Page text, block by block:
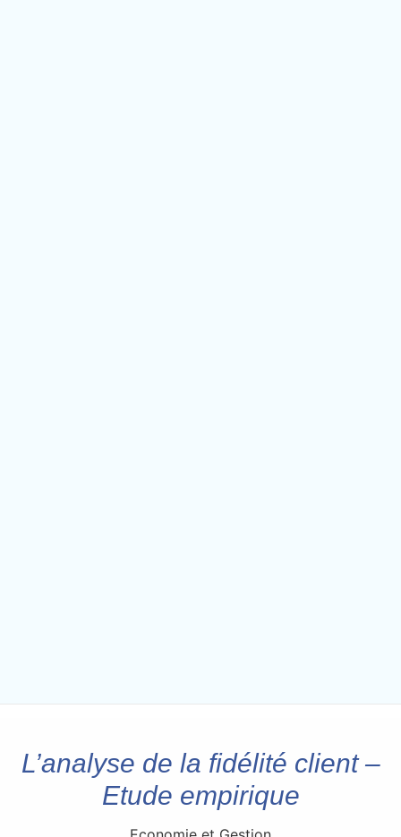
L’analyse de la fidélité client –
Etude empirique